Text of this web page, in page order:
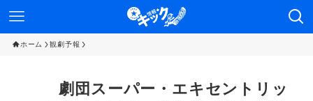
ホーム 観劇予報
劇団スーパー・エキセントリッ